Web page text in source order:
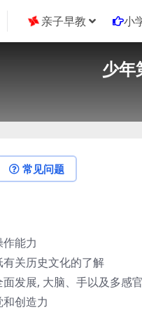
亲子早教 小
少年
常见问题
能力
关历史文化的了解
发展, 大脑、手以及多感
创造力